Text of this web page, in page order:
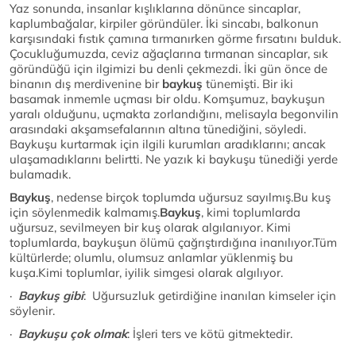
Yaz sonunda, insanlar kışlıklarına dönünce sincaplar,
kaplumbağalar, kirpiler göründüler. İki sincabı, balkonun
karşısındaki fıstık çamına tırmanırken görme fırsatını bulduk.
Çocukluğumuzda, ceviz ağaçlarına tırmanan sincaplar, sık
göründüğü için ilgimizi bu denli çekmezdi. İki gün önce de
binanın dış merdivenine bir baykuş tünemişti. Bir iki
basamak inmemle uçması bir oldu. Komşumuz, baykuşun
yaralı olduğunu, uçmakta zorlandığını, melisayla begonvilin
arasındaki akşamsefalarının altına tünediğini, söyledi.
Baykuşu kurtarmak için ilgili kurumları aradıklarını; ancak
ulaşamadıklarını belirtti. Ne yazık ki baykuşu tünediği yerde
bulamadık.
Baykuş, nedense birçok toplumda uğursuz sayılmış.Bu kuş
için söylenmedik kalmamış.Baykuş, kimi toplumlarda
uğursuz, sevilmeyen bir kuş olarak algılanıyor. Kimi
toplumlarda, baykuşun ölümü çağrıştırdığına inanılıyor.Tüm
kültürlerde; olumlu, olumsuz anlamlar yüklenmiş bu
kuşa.Kimi toplumlar, iyilik simgesi olarak algılıyor.
· Baykuş gibi: Uğursuzluk getirdiğine inanılan kimseler için
söylenir.
· Baykuşu çok olmak: İşleri ters ve kötü gitmektedir.